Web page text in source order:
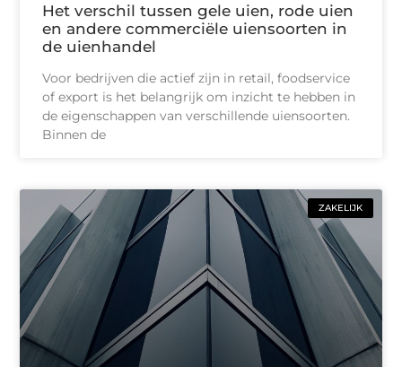
Het verschil tussen gele uien, rode uien
en andere commerciële uiensoorten in
de uienhandel
Voor bedrijven die actief zijn in retail, foodservice
of export is het belangrijk om inzicht te hebben in
de eigenschappen van verschillende uiensoorten.
Binnen de
ZAKELIJK